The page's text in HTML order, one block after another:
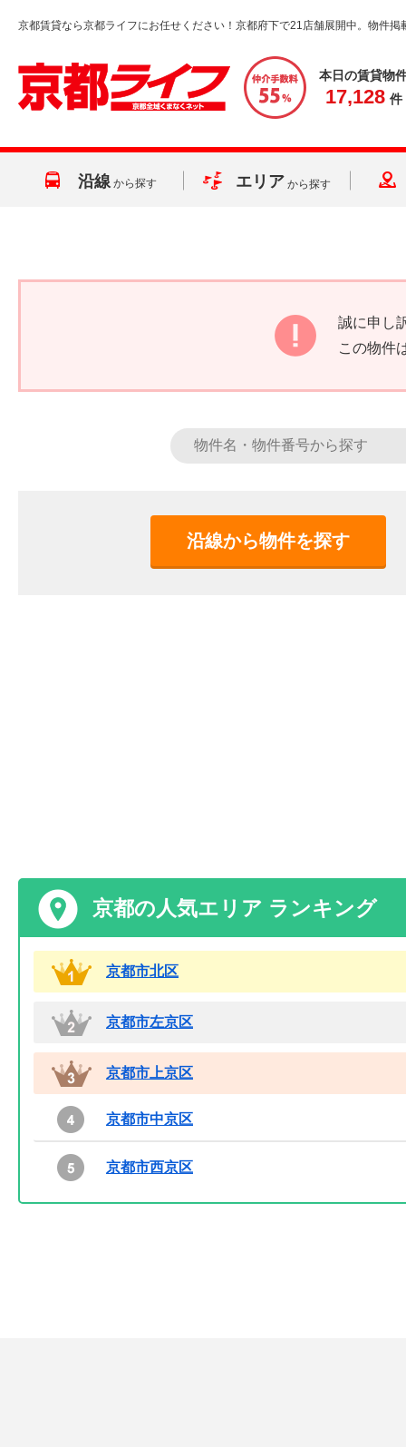
京都賃貸なら京都ライフにお任せください！京都府下で21店舗展開中。物件掲
本日の賃貸物
17,128 件
沿線 から探す エリア から探す
誠に申し
この物件
沿線から物件を探す
京都の人気エリア ランキング
京都市北区
京都市左京区
京都市上京区
京都市中京区
京都市西京区